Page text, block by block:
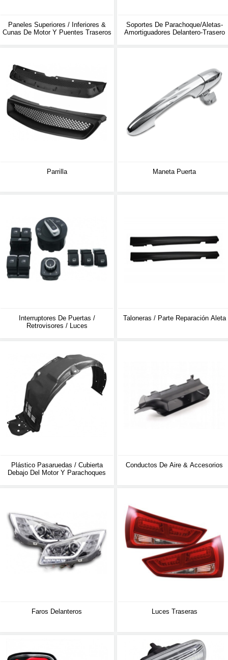
Paneles Superiores / Inferiores &
Cunas De Motor Y Puentes Traseros
Soportes De Parachoque/aletas-
Amortiguadores Delantero-Trasero
Parrilla Maneta Puerta
Interruptores De Puertas /
Retrovisores / Luces
Taloneras / Parte Reparación Aleta
Plástico Pasaruedas / Cubierta
Debajo Del Motor Y Parachoques
Conductos De Aire & Accesorios
Faros Delanteros Luces Traseras